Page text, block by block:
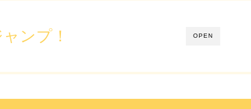
OPEN
ンプ！